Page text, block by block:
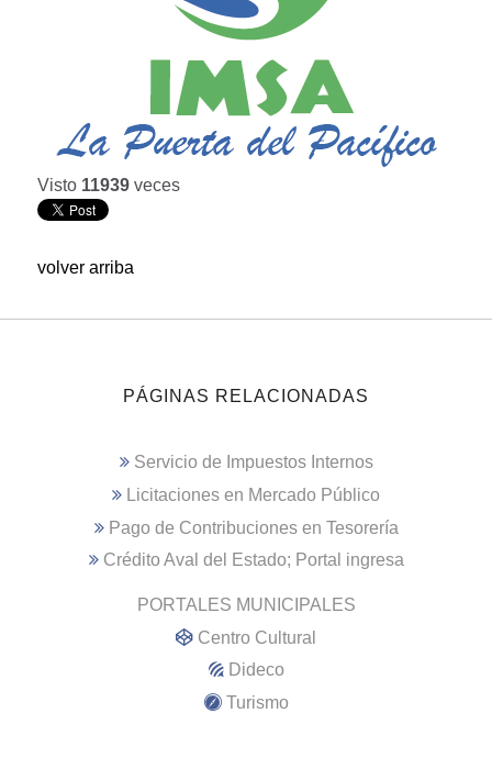
Visto 11939 veces
volver arriba
PÁGINAS RELACIONADAS
Servicio de Impuestos Internos
Licitaciones en Mercado Público
Pago de Contribuciones en Tesorería
Crédito Aval del Estado; Portal ingresa
PORTALES MUNICIPALES
Centro Cultural
Dideco
Turismo